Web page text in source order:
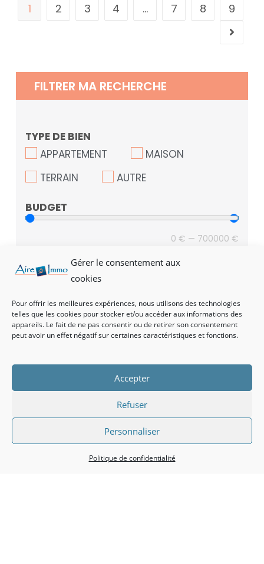
Gérer le consentement aux
cookies
Pour offrir les meilleures expériences, nous utilisons des technologies
telles que les cookies pour stocker et/ou accéder aux informations des
appareils. Le fait de ne pas consentir ou de retirer son consentement
peut avoir un effet négatif sur certaines caractéristiques et fonctions.
Accepter
Refuser
Personnaliser
Politique de confidentialité
TYPE DE BIEN
APPARTEMENT
MAISON
TERRAIN
AUTRE
BUDGET
0 € — 700000 €
LOCALISATION
NOMBRE DE PIÈCES
1 — 1
2 3 — 3
4 — 4
5 +
FILTRER MA RECHERCHE
1 2 3 4 … 7 8 9